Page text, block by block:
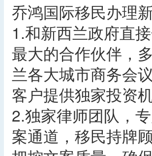
乔鸿国际移民办理
1.和新西兰政府直
最大的合作伙伴，
兰各大城市商务会
客户提供独家投资机
2.独家律师团队，
案通道，移民持牌